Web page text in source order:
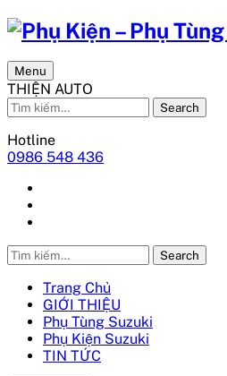
Menu
THIỆN AUTO
Search
Hotline
0986 548 436
Search
Trang Chủ
GIỚI THIỆU
Phụ Tùng Suzuki
Phụ Kiện Suzuki
TIN TỨC